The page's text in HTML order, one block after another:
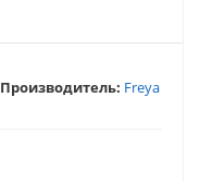
Производитель: Freya